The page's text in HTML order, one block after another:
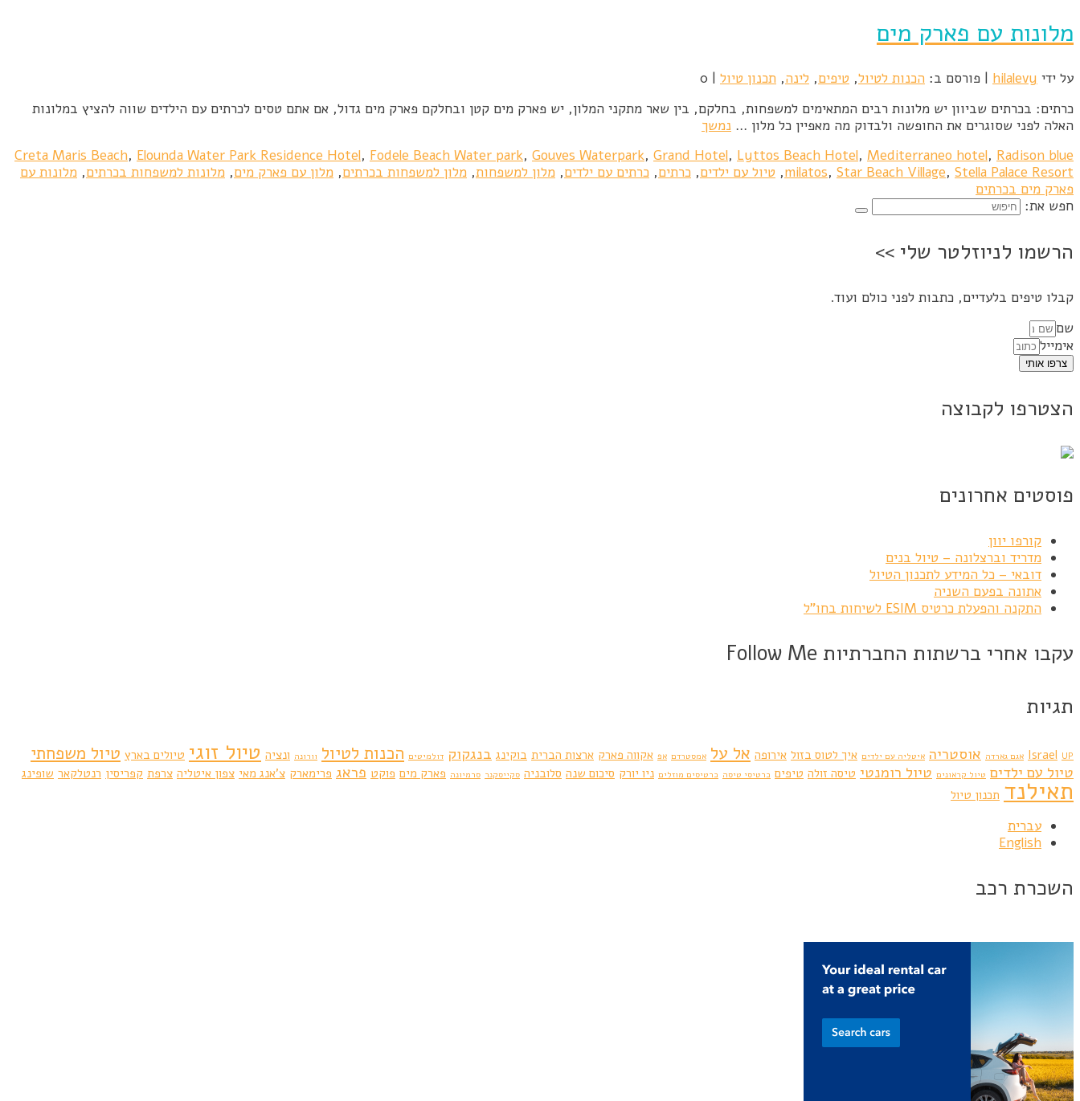
מלונות עם פארק מים
על ידי hilalevy
| פורסם ב: הכנות לטיול, טיפים, לינה, תכנון טיול |
0
כרתים: בכרתים שביוון יש מלונות רבים המתאימים למשפחות, בחלקם, בין שאר מתקני המלון, יש פארק מים קטן ובחלקם פארק מים גדול, אם אתם טסים לכרתים עם הילדים שווה להציץ במלונות
האלה לפני שסוגרים את החופשה ולבדוק מה מאפיין כל מלון … נמשך
Creta Maris Beach, Elounda Water Park Residence Hotel, Fodele Beach Water park, Gouves Waterpark, Grand Hotel, Lyttos Beach Hotel, Mediterraneo hotel, Radison blue
milatos, Star Beach Village, Stella Palace Resort
, טיול עם ילדים, כרתים, כרתים עם ילדים, מלון למשפחות, מלון למשפחות בכרתים, מלון עם פארק מים, מלונות למשפחות בכרתים, מלונות עם
פארק מים בכרתים
חפש את:
הרשמו לניוזלטר שלי >>
קבלו טיפים בלעדיים, כתבות לפני כולם ועוד.
שם
אימייל
צרפו אותי
הצטרפו לקבוצה
פוסטים אחרונים
קורפו יוון
מדריד וברצלונה – טיול בנים
דובאי – כל המידע לתכנון הטיול
אתונה בפעם השניה
התקנה והפעלת כרטיס ESIM לשיחות בחו"ל
עקבו אחרי ברשתות החברתיות Follow Me
תגיות
Israel UP אגם גארדה אוסטריה איטליה עם ילדים איך לטוס בזול אירופה אל על אמסטרדם אפ אקווה פארק ארצות הברית בוקינג בנגקוק דולמיטים הכנות לטיול וורונה ונציה טיול זוגי טיולים בארץ טיול משפחתי
טיול עם ילדים טיול קראונים טיול רומנטי טיסה זולה טיפים כרטיסי טיסה כרטיסים מוזלים ניו יורק סיכום שנה סלובניה סקייסקנר סרמיונה פארק מים פוקט פראג פרימארק צ'אנג מאי צפון איטליה צרפת קפריסין רנטלקאר שופינג
תאילנד תכנון טיול
עברית
English
השכרת רכב